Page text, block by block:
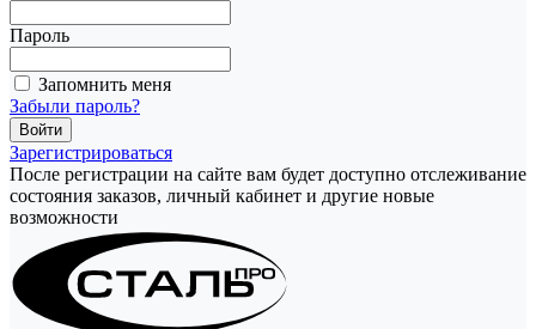
Пароль
Запомнить меня
Забыли пароль?
Зарегистрироваться
После регистрации на сайте вам будет доступно отслеживание
состояния заказов, личный кабинет и другие новые
возможности